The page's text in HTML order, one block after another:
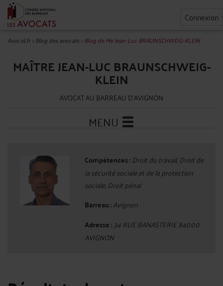
Connexion
Avocat.fr>Blog des avocats>Blog de Me Jean-Luc BRAUNSCHWEIG-KLEIN
MAÎTRE JEAN-LUC BRAUNSCHWEIG-
KLEIN
AVOCAT AU BARREAU D'AVIGNON
MENU
Compétences : Droit du travail, Droit de
la sécurité sociale et de la protection
sociale, Droit pénal
Barreau :Avignon
Adresse :34 RUE BANASTERIE 84000
AVIGNON